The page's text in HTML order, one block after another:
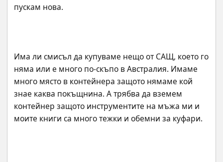
Има ли смисъл да купуваме нещо от САЩ, което го
няма или е много по-скъпо в Австралия. Имаме
много място в контейнера защото нямаме кой
знае каква покъщнина. А трябва да вземем
контейнер защото инструментите на мъжа ми и